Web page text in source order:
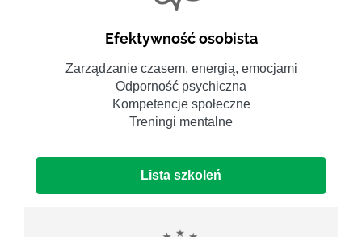
Efektywność osobista
Zarządzanie czasem, energią, emocjami
Odporność psychiczna
Kompetencje społeczne
Treningi mentalne
Lista szkoleń